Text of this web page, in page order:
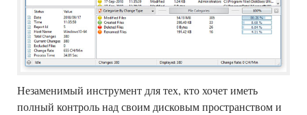
Незаменимый инструмент для тех, кто хочет иметь
полный контроль над своим дисковым пространством и